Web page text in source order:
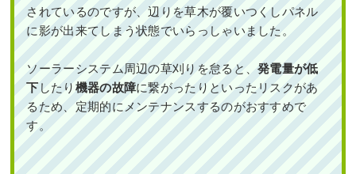
されているのですが、辺りを草木が覆いつくしパネル
に影が出来てしまう状態でいらっしゃいました。
ソーラーシステム周辺の草刈りを怠ると、発電量が低
下 したり 機器の故障に繋がったりといったリスクがあ
るため、定期的にメンテナンスするのがおすすめで
す。